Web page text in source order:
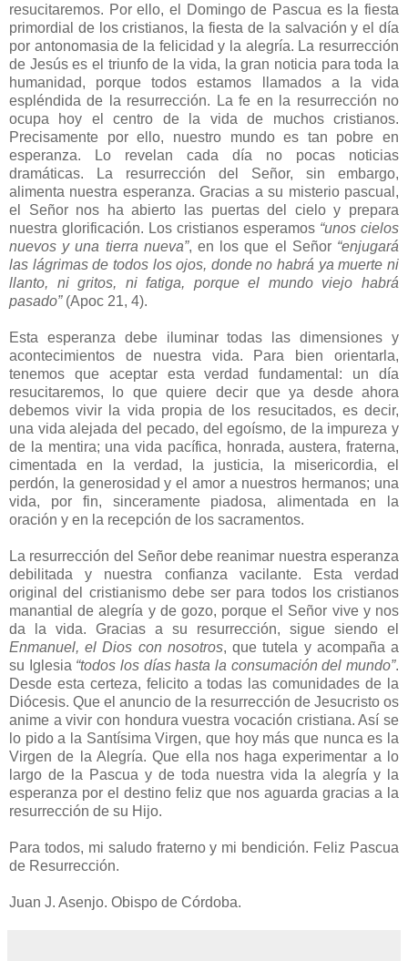
resucitaremos. Por ello, el Domingo de Pascua es la fiesta
primordial de los cristianos, la fiesta de la salvación y el día
por antonomasia de la felicidad y la alegría. La resurrección
de Jesús es el triunfo de la vida, la gran noticia para toda la
humanidad, porque todos estamos llamados a la vida
espléndida de la resurrección. La fe en la resurrección no
ocupa hoy el centro de la vida de muchos cristianos.
Precisamente por ello, nuestro mundo es tan pobre en
esperanza. Lo revelan cada día no pocas noticias
dramáticas. La resurrección del Señor, sin embargo,
alimenta nuestra esperanza. Gracias a su misterio pascual,
el Señor nos ha abierto las puertas del cielo y prepara
nuestra glorificación. Los cristianos esperamos “unos cielos
nuevos y una tierra nueva”, en los que el Señor “enjugará
las lágrimas de todos los ojos, donde no habrá ya muerte ni
llanto, ni gritos, ni fatiga, porque el mundo viejo habrá
pasado”(Apoc 21, 4).
Esta esperanza debe iluminar todas las dimensiones y
acontecimientos de nuestra vida. Para bien orientarla,
tenemos que aceptar esta verdad fundamental: un día
resucitaremos, lo que quiere decir que ya desde ahora
debemos vivir la vida propia de los resucitados, es decir,
una vida alejada del pecado, del egoísmo, de la impureza y
de la mentira; una vida pacífica, honrada, austera, fraterna,
cimentada en la verdad, la justicia, la misericordia, el
perdón, la generosidad y el amor a nuestros hermanos; una
vida, por fin, sinceramente piadosa, alimentada en la
oración y en la recepción de los sacramentos.
La resurrección del Señor debe reanimar nuestra esperanza
debilitada y nuestra confianza vacilante. Esta verdad
original del cristianismo debe ser para todos los cristianos
manantial de alegría y de gozo, porque el Señor vive y nos
da la vida. Gracias a su resurrección, sigue siendo el
Enmanuel, el Dios con nosotros, que tutela y acompaña a
su Iglesia “todos los días hasta la consumación del mundo”.
Desde esta certeza, felicito a todas las comunidades de la
Diócesis. Que el anuncio de la resurrección de Jesucristo os
anime a vivir con hondura vuestra vocación cristiana. Así se
lo pido a la Santísima Virgen, que hoy más que nunca es la
Virgen de la Alegría. Que ella nos haga experimentar a lo
largo de la Pascua y de toda nuestra vida la alegría y la
esperanza por el destino feliz que nos aguarda gracias a la
resurrección de su Hijo.
Para todos, mi saludo fraterno y mi bendición. Feliz Pascua
de Resurrección.
Juan J. Asenjo. Obispo de Córdoba.